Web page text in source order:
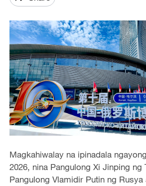
Magkahiwalay na ipinadala
2026, nina Pangulong Xi Jinping ng
Pangulong Vlamidir Putin ng Rusya